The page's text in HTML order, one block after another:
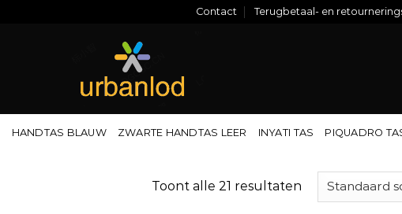
Contact Terugbetaal- en
HANDTAS BLAUW ZWARTE HANDTAS LEER INYATI TAS PIQUADRO
Toont alle 21 resultaten